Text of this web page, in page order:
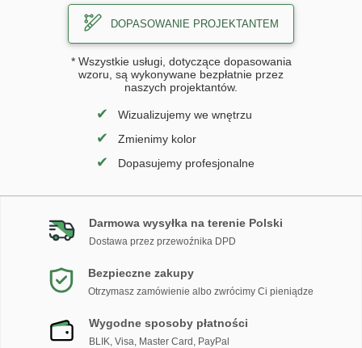
DOPASOWANIE PROJEKTANTEM
* Wszystkie usługi, dotyczące dopasowania
wzoru, są wykonywane bezpłatnie przez
naszych projektantów.
✔ Wizualizujemy we wnętrzu
✔ Zmienimy kolor
✔ Dopasujemy profesjonalne
Darmowa wysyłka na terenie Polski
Dostawa przez przewoźnika DPD
Bezpieczne zakupy
Otrzymasz zamówienie albo zwrócimy Ci pieniądze
Wygodne sposoby płatności
BLIK, Visa, Master Card, PayPal